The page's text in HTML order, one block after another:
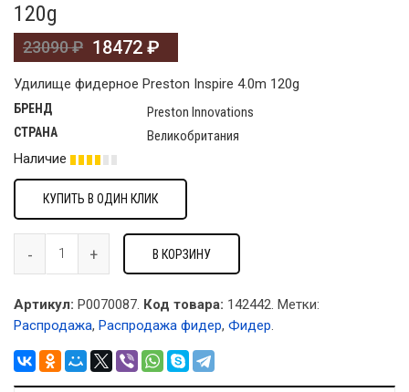
120g
23090₽ 18472 ₽
Удилище фидерное Preston Inspire 4.0m 120g
БРЕНД Preston Innovations
СТРАНА
Великобритания
Наличие
КУПИТЬ В ОДИН КЛИК
В КОРЗИНУ
Артикул: P0070087. Код товара: 142442. Метки:
Распродажа, Распродажа фидер, Фидер.